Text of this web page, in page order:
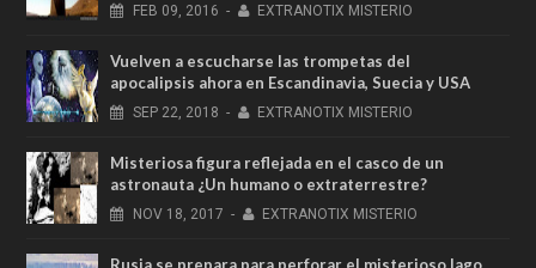
FEB 09, 2016 - EXTRANOTIX MISTERIO
Vuelven a escucharse las trompetas del
apocalipsis ahora en Escandinavia, Suecia y USA
SEP 22, 2018 - EXTRANOTIX MISTERIO
Misteriosa figura reflejada en el casco de un
astronauta ¿Un humano o extraterrestre?
NOV 18, 2017 - EXTRANOTIX MISTERIO
Rusia se prepara para perforar el misterioso lago